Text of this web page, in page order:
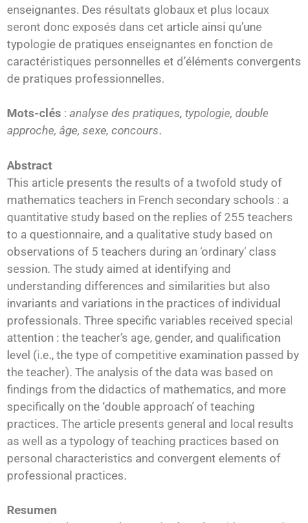
enseignantes. Des résultats globaux et plus locaux
seront donc exposés dans cet article ainsi qu’une
typologie de pratiques enseignantes en fonction de
caractéristiques personnelles et d’éléments convergents
de pratiques professionnelles.
Mots-clés : analyse des pratiques, typologie, double
approche, âge, sexe, concours.
Abstract
This article presents the results of a twofold study of
mathematics teachers in French secondary schools : a
quantitative study based on the replies of 255 teachers
to a questionnaire, and a qualitative study based on
observations of 5 teachers during an ‘ordinary’ class
session. The study aimed at identifying and
understanding differences and similarities but also
invariants and variations in the practices of individual
professionals. Three specific variables received special
attention : the teacher’s age, gender, and qualification
level (i.e., the type of competitive examination passed by
the teacher). The analysis of the data was based on
findings from the didactics of mathematics, and more
specifically on the ‘double approach’ of teaching
practices. The article presents general and local results
as well as a typology of teaching practices based on
personal characteristics and convergent elements of
professional practices.
Resumen